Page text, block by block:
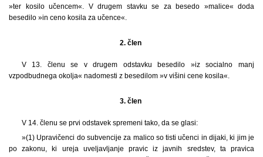
»ter kosilo učencem«. V drugem stavku se za besedo »malice« doda
besedilo »in ceno kosila za učence«.
2. člen
V 13. členu se v drugem odstavku besedilo »iz socialno manj
vzpodbudnega okolja« nadomesti z besedilom »v višini cene kosila«.
3. člen
V 14. členu se prvi odstavek spremeni tako, da se glasi:
»(1) Upravičenci do subvencije za malico so tisti učenci in dijaki, ki jim je
po zakonu, ki ureja uveljavljanje pravic iz javnih sredstev, ta pravica